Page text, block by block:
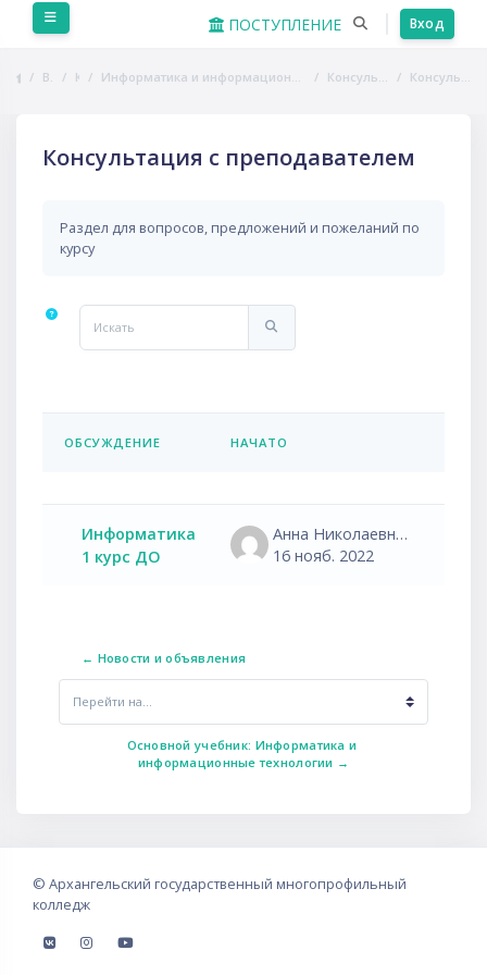
Перейти к основному содержанию
ПОСТУПЛЕНИЕ Вход
В начало Курсы Информатика и информационно-коммуникационные технологии в профессиональной деятельности Консультации и взаимодействие Консультация с преподавателем
Консультация с преподавателем
Раздел для вопросов, предложений и пожеланий по
курсу
Искать
СТАТУС
ОБСУЖДЕНИЕ НАЧАТО
Информатика
1 курс ДО
Анна Николаевна Агафапудова
16 нояб. 2022
← Новости и объявления
Перейти на...
Основной учебник: Информатика и
информационные технологии →
© Архангельский государственный многопрофильный
колледж